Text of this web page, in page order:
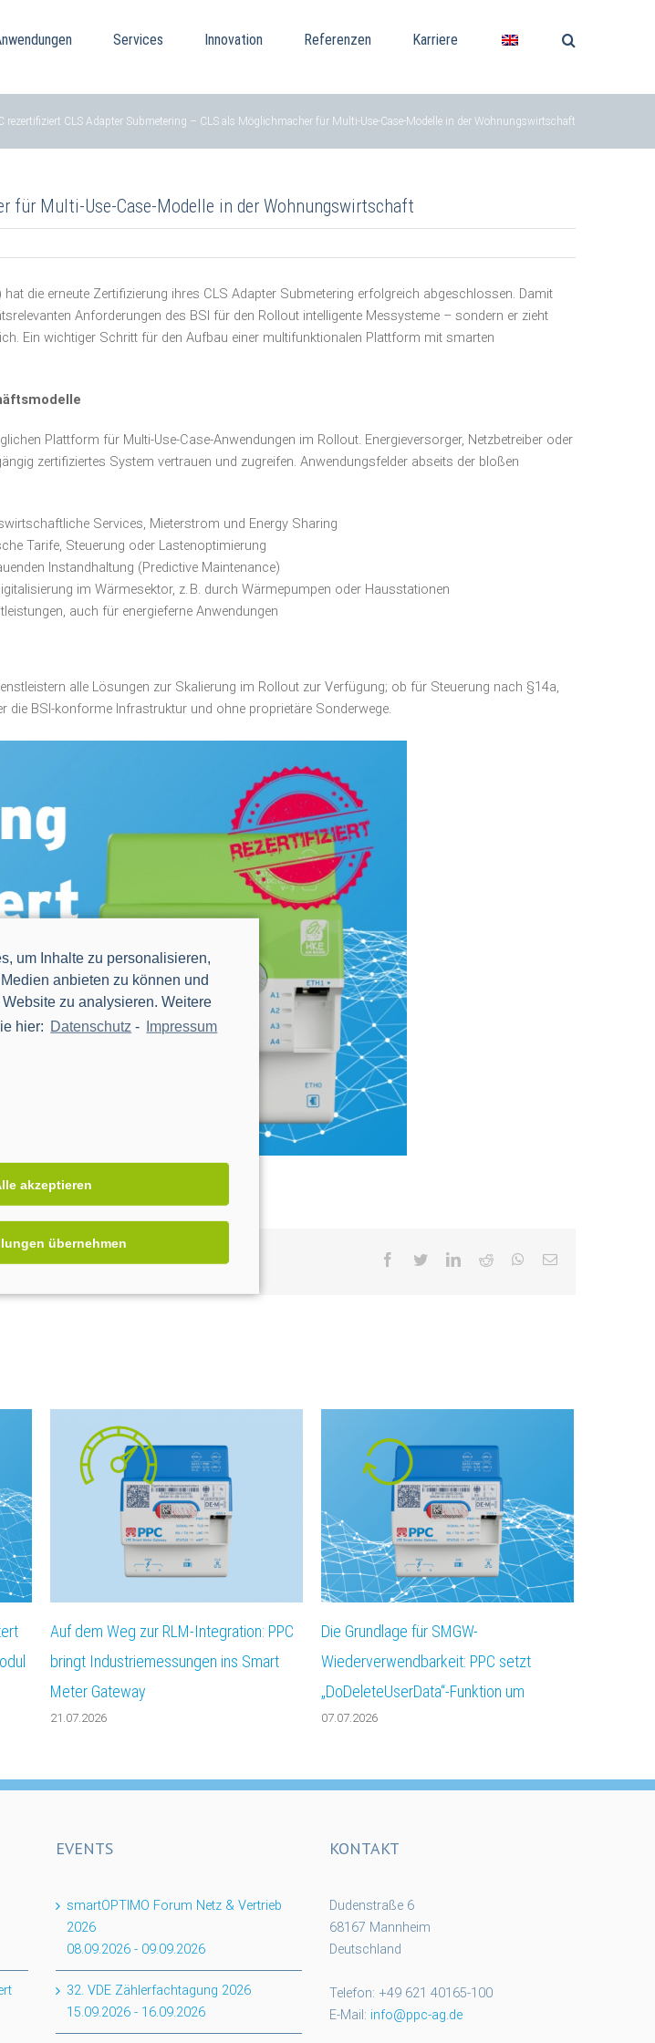
um Inhalte zu personalisieren,
anbieten zu können und
zu analysieren. Weitere
hier: Datenschutz - Impressum
akzeptieren
übernehmen
Services Innovation Referenzen Karriere
rezertifiziert CLS Adapter Submetering – CLS als Möglichmacher für Multi-Use-Case-Modelle in der Wohnungswirtschaft
für Multi-Use-Case-Modelle in der Wohnungswirtschaft
die erneute Zertifizierung ihres CLS Adapter Submetering erfolgreich abgeschlossen. Damit
Anforderungen des BSI für den Rollout intelligente Messysteme – sondern er zieht
Ein wichtiger Schritt für den Aufbau einer multifunktionalen Plattform mit smarten
Plattform für Multi-Use-Case-Anwendungen im Rollout. Energieversorger, Netzbetreiber oder
zertifiziertes System vertrauen und zugreifen. Anwendungsfelder abseits der bloßen
Services, Mieterstrom und Energy Sharing
Tarife, Steuerung oder Lastenoptimierung
Instandhaltung (Predictive Maintenance)
im Wärmesektor, z. B. durch Wärmepumpen oder Hausstationen
auch für energieferne Anwendungen
alle Lösungen zur Skalierung im Rollout zur Verfügung; ob für Steuerung nach §14a,
BSI-konforme Infrastruktur und ohne proprietäre Sonderwege.
facebooktwitterlinkedinreddit whatsappEmail
Auf dem Weg zur RLM-Integration: PPC
bringt Industriemessungen ins Smart
Meter Gateway
21.07.2026
Die Grundlage für SMGW-
Wiederverwendbarkeit: PPC setzt
„DoDeleteUserData“-Funktion um
07.07.2026
EVENTS
smartOPTIMO Forum Netz & Vertrieb
2026
08.09.2026 - 09.09.2026
32. VDE Zählerfachtagung 2026
15.09.2026 - 16.09.2026
KONTAKT
Dudenstraße 6
68167 Mannheim
Deutschland
Telefon: +49 621 40165-100
E-Mail: info@ppc-ag.de